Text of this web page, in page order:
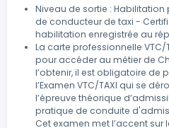
travaux…) ; - Préparer un parcours en fonction de la
commande des clients C.2- Savoir délivrer des
informations touristiques et
informations de base sur
d’intérêt culturel et
lieu de l’épreuve et sur les
hôpitaux, etc)
D- Facturation et
D.1- Savoir établir le prix
Niveau de sortie :
de conducteur de taxi -
habilitation enregistrée au
La carte professionnelle
pour accéder au métier de
l’obtenir, il est obligatoire de
l’Examen VTC/TAXI qui se
l’épreuve théorique
pratique de conduite
Cet examen met l’accent